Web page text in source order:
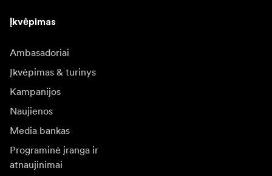
Įkvėpimas
Ambasadoriai
Įkvėpimas & turinys
Kampanijos
Naujienos
Media bankas
Programinė įranga ir
atnaujinimai